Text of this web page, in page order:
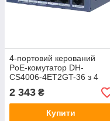
4-портовий керований
PoE-комутатор DH-
CS4006-4ET2GT-36 з 4
портами PoE 100 Мбіт + 2
порти UP-Link 1000 Мбіт,
115x84x27 мм
2 343 ₴
Купити